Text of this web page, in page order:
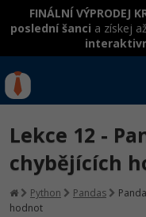
FINÁLNÍ VÝPRODEJ
poslední šanci a získej až
hrazené úřadem
Workshopy
Kurzy IT
Přihlásit se |Registrovat
Lekce 12 -
chybějících
Python Pandas
hodnot